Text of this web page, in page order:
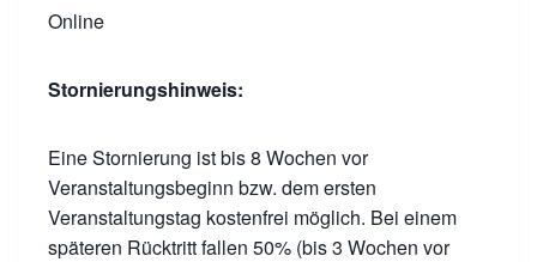
Online
Stornierungshinweis:
Eine Stornierung ist bis 8 Wochen vor
Veranstaltungsbeginn bzw. dem ersten
Veranstaltungstag kostenfrei möglich. Bei einem
späteren Rücktritt fallen 50% (bis 3 Wochen vor